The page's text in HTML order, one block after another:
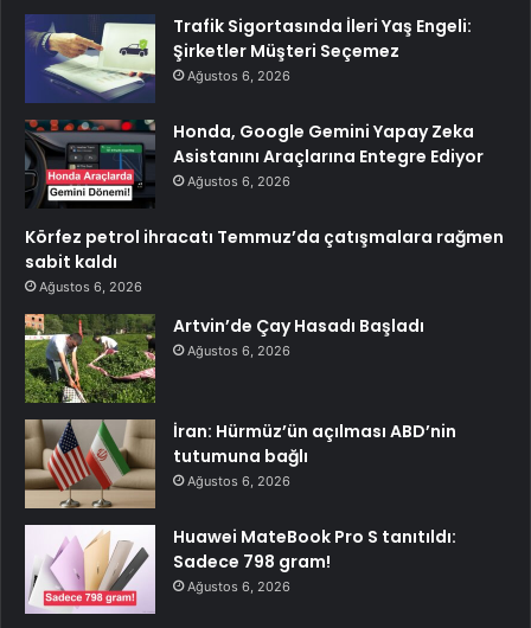
Trafik Sigortasında İleri Yaş Engeli:
Şirketler Müşteri Seçemez
Ağustos 6, 2026
Honda, Google Gemini Yapay Zeka
Asistanını Araçlarına Entegre Ediyor
Ağustos 6, 2026
Körfez petrol ihracatı Temmuz’da çatışmalara rağmen
sabit kaldı
Ağustos 6, 2026
Artvin’de Çay Hasadı Başladı
Ağustos 6, 2026
İran: Hürmüz’ün açılması ABD’nin
tutumuna bağlı
Ağustos 6, 2026
Huawei MateBook Pro S tanıtıldı:
Sadece 798 gram!
Ağustos 6, 2026